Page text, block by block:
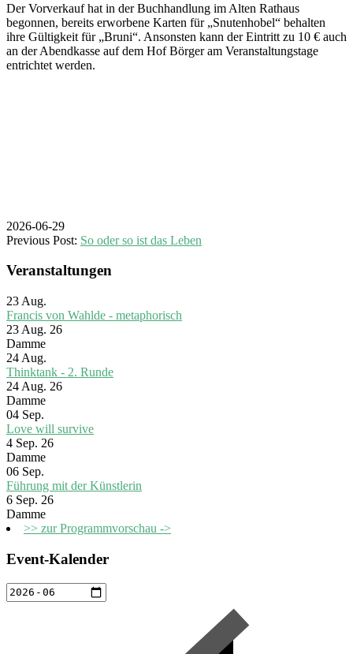
Der Vorverkauf hat in der Buchhandlung im Alten Rathaus
begonnen, bereits erworbene Karten für „Snutenhobel“ behalten
ihre Gültigkeit für „Bruni“. Ansonsten kann der Eintritt zu 10 € auch
an der Abendkasse auf dem Hof Börger am Veranstaltungstage
entrichtet werden.
2026-06-29
Previous Post: So oder so ist das Leben
Veranstaltungen
23 Aug.
Francis von Wahlde - metaphorisch
23 Aug. 26
Damme
24 Aug.
Thinktank - 2. Runde
24 Aug. 26
Damme
04 Sep.
Love will survive
4 Sep. 26
Damme
06 Sep.
Führung mit der Künstlerin
6 Sep. 26
Damme
>> zur Programmvorschau ->
Event-Kalender